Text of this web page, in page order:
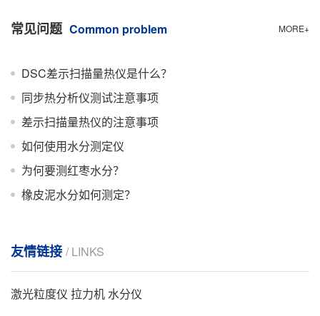
MORE+
常见问题 Common problem
DSC差示扫描量热仪是什么？
同步热分析仪测试注意事项
差示扫描量热仪的注意事项
如何使用水分测定仪
为何要测红枣水分？
橡皮泥水分如何测定？
友情链接 / LINKS
激光粒度仪 拉力机水分仪